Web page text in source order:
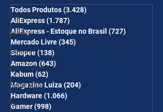
Roteadores
Baseus
iclamper
Adaptadores
Placa Mãe
Nuuvem
desc em 10 itens) OS
CUPONS SÃO VÁLIDOS NO
COMBO
Todos Produtos(3.428)
AliExpress(1.787)
AliExpress - Estoque no Brasil (727)
Mercado Livre(345)
Shopee(138)
Amazon(643)
Kabum(62)
Magazine Luiza (204)
Hardware(1.066)
Gamer(998)